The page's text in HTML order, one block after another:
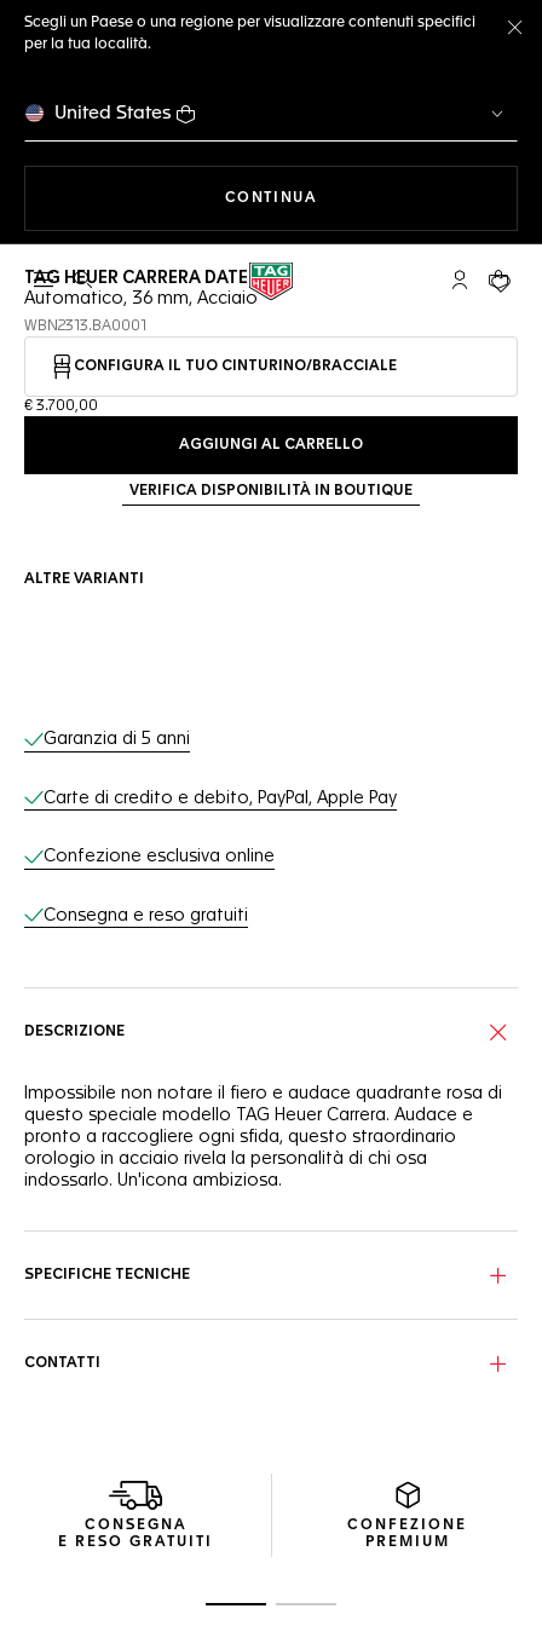
Scegli un Paese o una regione per visualizzare contenuti specifici
per la tua località.
United States
CONTINUA
Apri la ricerca L'account
Il tuo
TAG HEUER CARRERA DATE
Automatico, 36 mm, Acciaio
WBN2313.BA0001
CONFIGURA IL TUO CINTURINO/BRACCIALE
€ 3.700,00
AGGIUNGI AL CARRELLO
VERIFICA DISPONIBILITÀ IN BOUTIQUE
ALTRE VARIANTI
Servizi online
Garanzia di 5 anni
Carte di credito e debito, PayPal, Apple Pay
Confezione esclusiva online
Consegna e reso gratuiti
DESCRIZIONE
Impossibile non notare il fiero e audace quadrante rosa di
questo speciale modello TAG Heuer Carrera. Audace e
pronto a raccogliere ogni sfida, questo straordinario
orologio in acciaio rivela la personalità di chi osa
indossarlo. Un'icona ambiziosa.
l'anello sfumato lungo il rehaut.
SPECIFICHE TECNICHE
CONTATTI
CONSEGNA
E RESO GRATUITI
CONFEZIONE
PREMIUM